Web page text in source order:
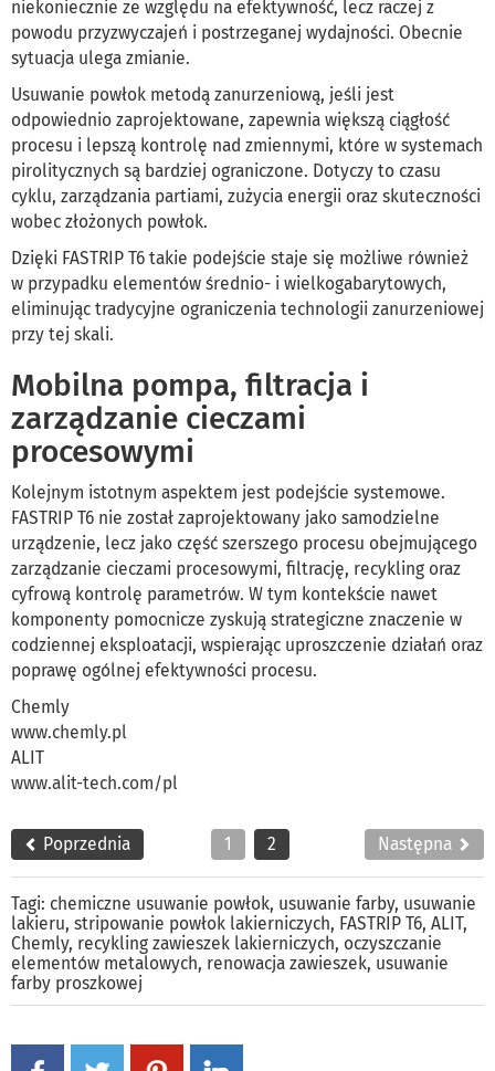
niekoniecznie ze względu na efektywność, lecz raczej z
powodu przyzwyczajeń i postrzeganej wydajności. Obecnie
sytuacja ulega zmianie.
Usuwanie powłok metodą zanurzeniową, jeśli jest
odpowiednio zaprojektowane, zapewnia większą ciągłość
procesu i lepszą kontrolę nad zmiennymi, które w systemach
pirolitycznych są bardziej ograniczone. Dotyczy to czasu
cyklu, zarządzania partiami, zużycia energii oraz skuteczności
wobec złożonych powłok.
Dzięki FASTRIP T6 takie podejście staje się możliwe również
w przypadku elementów średnio- i wielkogabarytowych,
eliminując tradycyjne ograniczenia technologii zanurzeniowej
przy tej skali.
Mobilna pompa, filtracja i
zarządzanie cieczami
procesowymi
Kolejnym istotnym aspektem jest podejście systemowe.
FASTRIP T6 nie został zaprojektowany jako samodzielne
urządzenie, lecz jako część szerszego procesu obejmującego
zarządzanie cieczami procesowymi, filtrację, recykling oraz
cyfrową kontrolę parametrów. W tym kontekście nawet
komponenty pomocnicze zyskują strategiczne znaczenie w
codziennej eksploatacji, wspierając uproszczenie działań oraz
poprawę ogólnej efektywności procesu.
Chemly
www.chemly.pl
ALIT
www.alit-tech.com/pl
Poprzednia 1 2 Następna
Tagi: chemiczne usuwanie powłok, usuwanie farby, usuwanie
lakieru, stripowanie powłok lakierniczych, FASTRIP T6, ALIT,
Chemly, recykling zawieszek lakierniczych, oczyszczanie
elementów metalowych, renowacja zawieszek, usuwanie
farby proszkowej